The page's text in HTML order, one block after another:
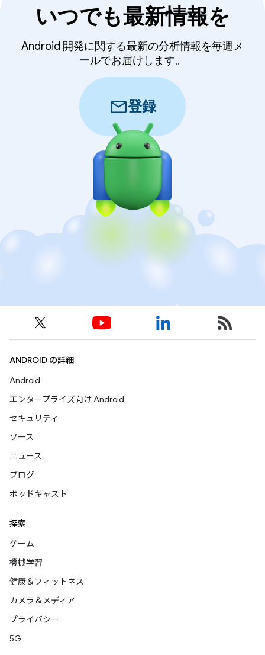
いつでも最新情報を
Android 開発に関する最新の分析情報を毎週メ
ールでお届けします。
mail登録
ANDROID の詳細
Android
エンタープライズ向け Android
セキュリティ
ソース
ニュース
ブログ
ポッドキャスト
探索
ゲーム
機械学習
健康＆フィットネス
カメラ＆メディア
プライバシー
5G